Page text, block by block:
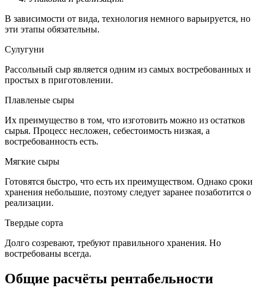
В зависимости от вида, технология немного варьируется, но
эти этапы обязательны.
Сулугуни
Рассольный сыр является одним из самых востребованных и
простых в приготовлении.
Плавленые сыры
Их преимущество в том, что изготовить можно из остатков
сырья. Процесс несложен, себестоимость низкая, а
востребованность есть.
Мягкие сыры
Готовятся быстро, что есть их преимуществом. Однако сроки
хранения небольшие, поэтому следует заранее позаботится о
реализации.
Твердые сорта
Долго созревают, требуют правильного хранения. Но
востребованы всегда.
Общие расчёты рентабельности